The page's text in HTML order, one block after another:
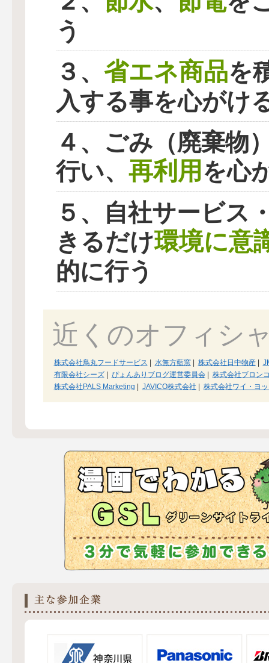
う
３、 省エネ商品を
入する事を心がけ
４、ごみ（廃棄物
行い、 再利用を心
５、自社サービス
きるだけ環境に意
的に行う
近くのオフィシ
株式会社鳥丸フードサービス 水無方藍窯| 株式会社日中物産|
有限会社シーズ| ぴょんありブログ運営委員会|
株式会社ブロン
株式会社PALS Marketing
JAVICO株式会社 株式会社ワイ・ヨ